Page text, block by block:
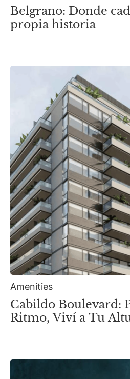
Belgrano: Donde
propia historia
Amenities
Cabildo Boulevard:
Ritmo, Viví a Tu